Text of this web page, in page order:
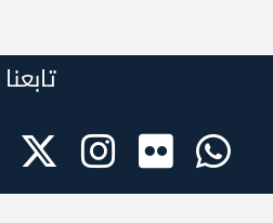
تابعنا